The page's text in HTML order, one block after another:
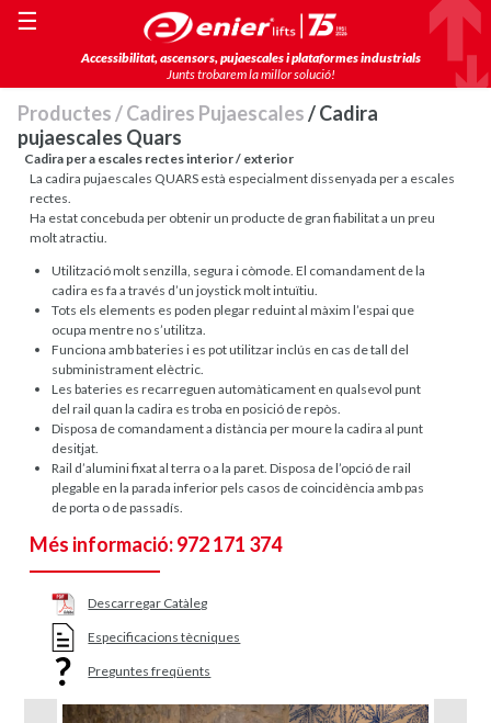
Accessibilitat, ascensors, pujaescales i plataformes industrials
Junts trobarem la millor solució!
☰
Productes /Cadires Pujaescales/ Cadira
pujaescales Quars
Cadira per a escales rectes interior / exterior
La cadira pujaescales QUARS està especialment dissenyada per a escales
rectes.
Ha estat concebuda per obtenir un producte de gran fiabilitat a un preu
molt atractiu.
Utilització molt senzilla, segura i còmode. El comandament de la
cadira es fa a través d’un joystick molt intuïtiu.
Tots els elements es poden plegar reduint al màxim l’espai que
ocupa mentre no s’utilitza.
Funciona amb bateries i es pot utilitzar inclús en cas de tall del
subministrament elèctric.
Les bateries es recarreguen automàticament en qualsevol punt
del rail quan la cadira es troba en posició de repòs.
Disposa de comandament a distància per moure la cadira al punt
desitjat.
Rail d’alumini fixat al terra o a la paret. Disposa de l’opció de rail
plegable en la parada inferior pels casos de coincidència amb pas
de porta o de passadís.
Més informació: 972 171 374
Descarregar Catàleg
Especificacions tècniques
Preguntes freqüents